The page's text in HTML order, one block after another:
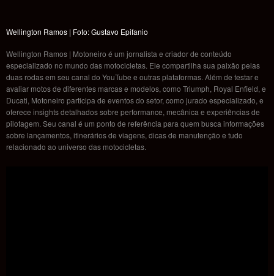
Wellington Ramos | Foto: Gustavo Epifanio
Wellington Ramos | Motoneiro é um jornalista e criador de conteúdo
especializado no mundo das motocicletas. Ele compartilha sua paixão pelas
duas rodas em seu canal do YouTube e outras plataformas. Além de testar e
avaliar motos de diferentes marcas e modelos, como Triumph, Royal Enfield, e
Ducati, Motoneiro participa de eventos do setor, como jurado especializado, e
oferece insights detalhados sobre performance, mecânica e experiências de
pilotagem. Seu canal é um ponto de referência para quem busca informações
sobre lançamentos, itinerários de viagens, dicas de manutenção e tudo
relacionado ao universo das motocicletas.